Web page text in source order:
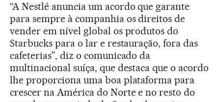
“A Nestlé anuncia um acordo que garante
para sempre à companhia os direitos de
vender em nível global os produtos do
Starbucks para o lar e restauração, fora das
cafeterias”, diz o comunicado da
multinacional suíça, que destaca que o acordo
lhe proporciona uma boa plataforma para
crescer na América do Norte e no resto do